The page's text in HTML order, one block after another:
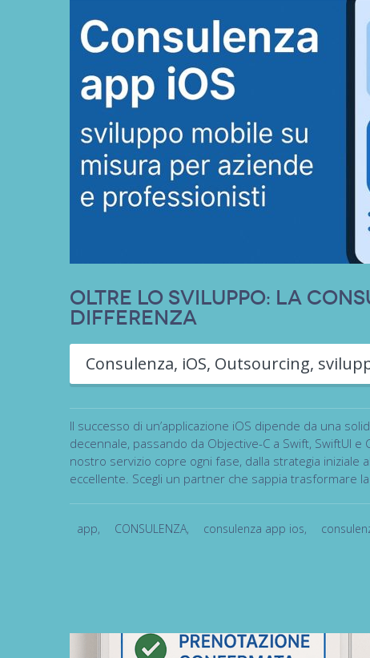
Oltre lo sviluppo: la
differenza
Consulenza, iOS, Outsourcing,
Il successo di un’applicazione iOS dipende da una
decennale, passando da Objective-C a Swift, SwiftUI
nostro servizio copre ogni fase, dalla strategia iniziale
eccellente. Scegli un partner che sappia trasformare
app, CONSULENZA, consulenza app ios,